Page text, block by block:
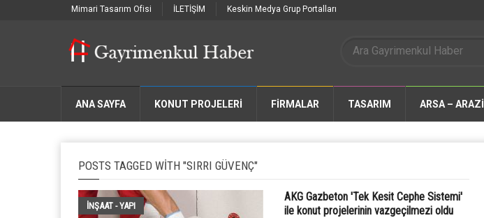
Mimari Tasarım Ofisi İLETİŞİM Keskin Medya Grup Portalları
ANA SAYFA KONUT PROJELERİ FIRMALAR TASARIM ARSA – ARAZİ
POSTS TAGGED WITH "SIRRI GÜVENÇ"
İNŞAAT - YAPI
AKG Gazbeton 'Tek Kesit Cephe Sistemi'
ile konut projelerinin vazgeçilmezi oldu